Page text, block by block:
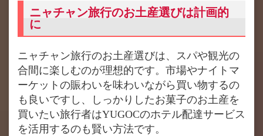
ニャチャン旅行のお土産選びは計画的
に
ニャチャン旅行のお土産選びは、スパや観光の
合間に楽しむのが理想的です。市場やナイトマ
ーケットの賑わいを味わいながら買い物するの
も良いですし、しっかりしたお菓子のお土産を
買いたい旅行者はYUGOCのホテル配達サービス
を活用するのも賢い方法です。